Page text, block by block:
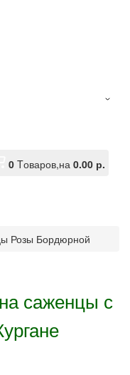
0 Tоваров,на 0.00 р.
Розы Бордюрной
саженцы с